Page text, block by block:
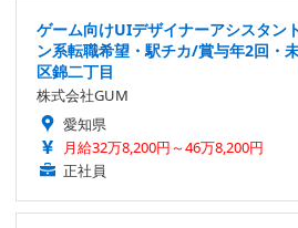
ゲーム向けUIデザイナーアシスタン
ン系転職希望・駅チカ/賞与年2回・
区錦二丁目
株式会社GUM
愛知県
月給32万8,200円～46万8,200円
正社員